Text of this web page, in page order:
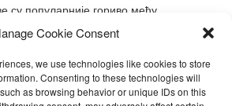
Cookie Consent
we use technologies like cookies to store
Consenting to these technologies will
as browsing behavior or unique IDs on this
су популарније гориво међу
препреке већoj производњи овог ог...